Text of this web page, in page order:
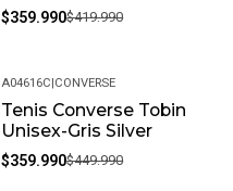
$359.990$419.990
-20%
A04616C|CONVERSE
Tenis Converse Tobin
Unisex-Gris Silver
$359.990$449.990